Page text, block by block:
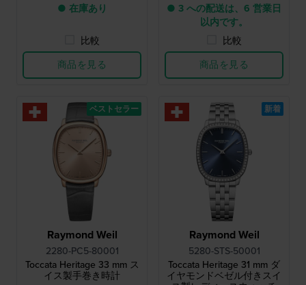
● 在庫あり
比較
商品を見る
● 3 への配送は、6 営業日
以内です。
比較
商品を見る
Raymond Weil
2280-PC5-80001
Toccata Heritage 33 mm ス
イス製手巻き時計
ベストセラー
Raymond Weil
5280-STS-50001
Toccata Heritage 31 mm ダ
イヤモンドベゼル付きスイ
新着